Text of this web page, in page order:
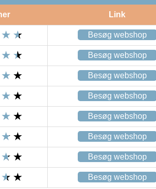
Link
Besøg webshop
Besøg webshop
Besøg webshop
Besøg webshop
Besøg webshop
Besøg webshop
Besøg webshop
Besøg webshop